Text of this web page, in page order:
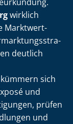
wirklich
Markt­wert­
deutlich
sich
und
prüfen
und